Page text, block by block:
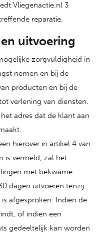
Vliegenactie.nl 3
reparatie.
uitvoering
zorgvuldigheid in
nemen en bij de
producten en bij de
verlening van diensten.
adres dat de klant aan
hierover in artikel 4 van
is vermeld, zal het
met bekwame
dagen uitvoeren tenzij
afgesproken. Indien de
of indien een
gedeeltelijk kan worden